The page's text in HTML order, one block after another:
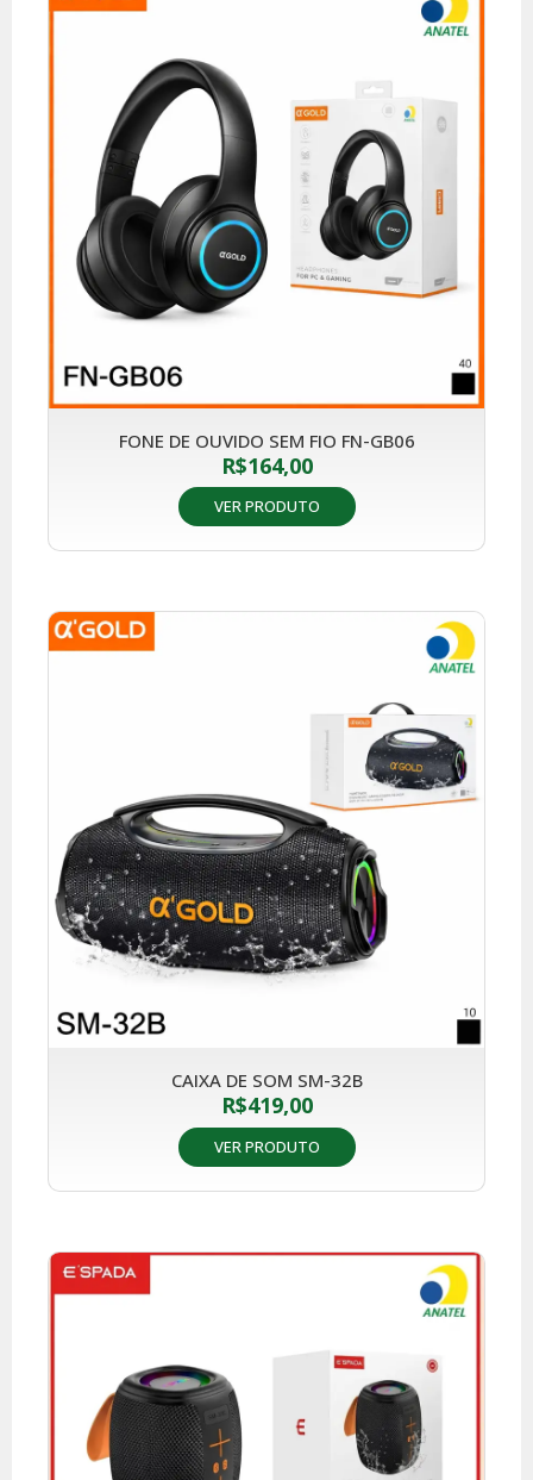
FONE DE OUVIDO SEM FIO FN-GB06
R$164,00
VER PRODUTO
CAIXA DE SOM SM-32B
R$419,00
VER PRODUTO